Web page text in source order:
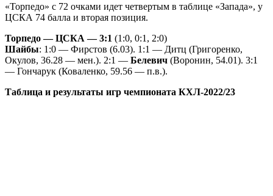
«Торпедо» с 72 очками идет четвертым в таблице «Запада», у
ЦСКА 74 балла и вторая позиция.
Торпедо — ЦСКА — 3:1 (1:0, 0:1, 2:0)
Шайбы: 1:0 — Фирстов (6.03). 1:1 — Дитц (Григоренко,
Окулов, 36.28 — мен.). 2:1 — Белевич (Воронин, 54.01). 3:1
— Гончарук (Коваленко, 59.56 — п.в.).
Таблица и результаты игр чемпионата КХЛ-2022/23